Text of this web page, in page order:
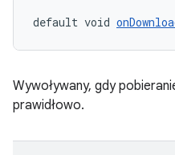
default void
Wywoływany, gdy
prawidłowo.